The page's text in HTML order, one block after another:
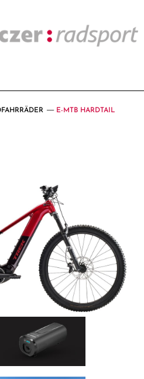
E-MTB HARDTAIL